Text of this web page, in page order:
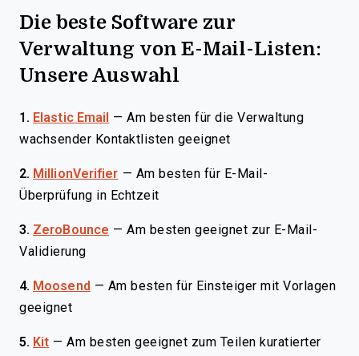
Die beste Software zur
Verwaltung von E-Mail-Listen:
Unsere Auswahl
1. Elastic Email —Am besten für die Verwaltung
wachsender Kontaktlisten geeignet
2. MillionVerifier — Am besten für E-Mail-
Überprüfung in Echtzeit
3. ZeroBounce — Am besten geeignet zur E-Mail-
Validierung
4. Moosend — Am besten für Einsteiger mit Vorlagen
geeignet
5. Kit —Am besten geeignet zum Teilen kuratierter